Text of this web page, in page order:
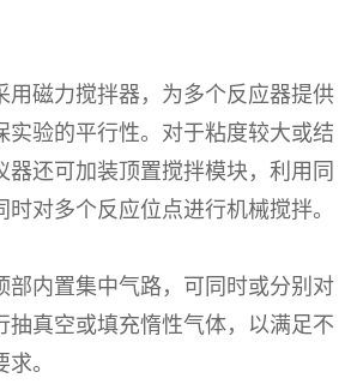
用磁力搅拌器，为多个反应器提供
实验的平行性。对于粘度较大或结
器还可加装顶置搅拌模块，利用同
对多个反应位点进行机械搅拌。
部内置集中气路，可同时或分别对
抽真空或填充惰性气体，以满足不
。